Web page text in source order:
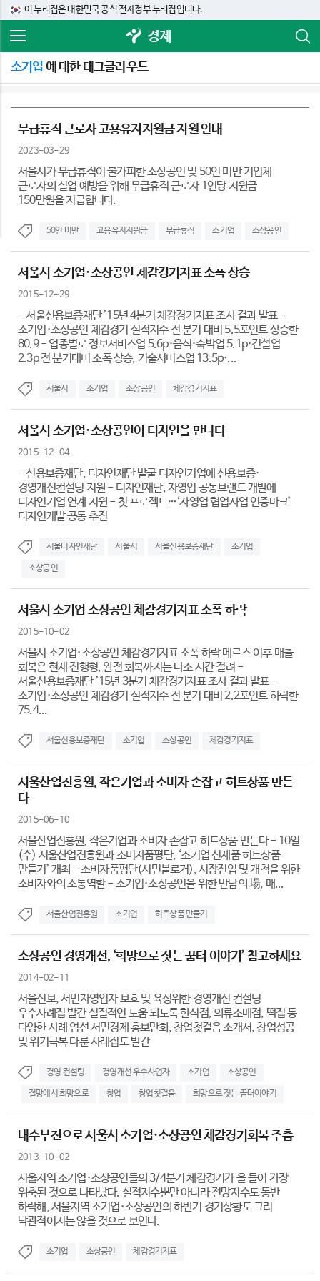
이 누리집은 대한민국 공식 전자정부 누리집입니다.
경제
소기업 에 대한 태그클라우드
무급휴직 근로자 고용유지지원금 지원 안내
2023-03-29
서울시가 무급휴직이 불가피한 소상공인 및 50인 미만 기업체
근로자의 실업 예방을 위해 무급휴직 근로자 1인당 지원금
150만원을 지급합니다.
50인 미만 고용유지지원금 무급휴직 소기업 소상공인
서울시 소기업·소상공인 체감경기지표 소폭 상승
2015-12-29
- 서울신용보증재단 ’15년 4분기 체감경기지표 조사 결과 발표 -
소기업·소상공인 체감경기 실적지수 전 분기 대비 5.5포인트 상승한
80.9 - 업종별로 정보서비스업 5.6p·음식·숙박업 5.1p·건설업
2.3p 전 분기대비 소폭 상승, 기술서비스업 13.5p·...
서울시 소기업 소상공인 체감경기지표
서울시 소기업·소상공인이 디자인을 만나다
2015-12-04
- 신용보증재단, 디자인재단 발굴 디자인기업에 신용보증·
경영개선컨설팅 지원 - 디자인재단, 자영업 공동브랜드 개발에
디자인기업 연계 지원 - 첫 프로젝트…‘자영업 협업사업 인증마크’
디자인개발 공동 추진
서울디자인재단 서울시 서울신용보증재단 소기업
소상공인
서울시 소기업 소상공인 체감경기지표 소폭 하락
2015-10-02
서울시 소기업·소상공인 체감경기지표 소폭 하락 메르스 이후 매출
회복은 현재 진행형, 완전 회복까지는 다소 시간 걸려 -
서울신용보증재단 ’15년 3분기 체감경기지표 조사 결과 발표 -
소기업·소상공인 체감경기 실적지수 전 분기 대비 2.2포인트 하락한
75.4...
서울신용보증재단 소기업 소상공인 체감경기지표
서울산업진흥원, 작은기업과 소비자 손잡고 히트상품 만든
다
2015-06-10
서울산업진흥원, 작은기업과 소비자 손잡고 히트상품 만든다 - 10일
(수) 서울산업진흥원과 소비자품평단, ‘소기업 신제품 히트상품
만들기’ 개최 - 소비자품평단(시민블로거), 시장진입 및 개척을 위한
소비자와의 소통역할 - 소기업·소상공인을 위한 만남의 場, 매...
서울산업진흥원 소기업 히트상품 만들기
소상공인 경영개선, ‘희망으로 짓는 꿈터 이야기’ 참고하세요
2014-02-11
서울신보, 서민자영업자 보호 및 육성위한 경영개선 컨설팅
우수사례집 발간 실질적인 도움 되도록 한식점, 의류소매점, 떡집 등
다양한 사례 엄선 서민경제 홍보만화, 창업첫걸음 소개서, 창업성공
및 위기극복 다룬 사례집도 발간
경영 컨설팅 경영개선 우수사업자 소기업 소상공인
절망에서 희망으로 창업 창업첫걸음 희망으로 짓는 꿈터이야기
내수부진으로 서울시 소기업·소상공인 체감경기회복 주춤
2013-10-02
서울지역 소기업·소상공인들의 3/4분기 체감경기가 올 들어 가장
위축된 것으로 나타났다. 실적지수뿐만 아니라 전망지수도 동반
하락해, 서울지역 소기업·소상공인의 하반기 경기상황도 그리
낙관적이지는 않을 것으로 보인다.
소기업 소상공인 체감경기지표